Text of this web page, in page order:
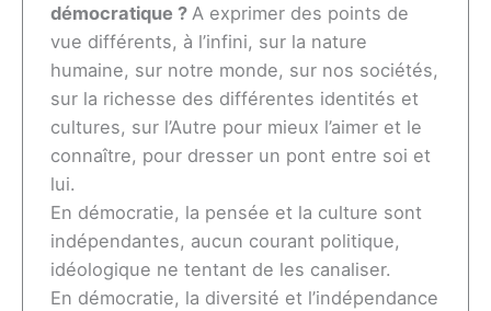
démocratique ? A exprimer des points de
vue différents, à l’infini, sur la nature
humaine, sur notre monde, sur nos sociétés,
sur la richesse des différentes identités et
cultures, sur l’Autre pour mieux l’aimer et le
connaître, pour dresser un pont entre soi et
lui.
En démocratie, la pensée et la culture sont
indépendantes, aucun courant politique,
idéologique ne tentant de les canaliser.
En démocratie, la diversité et l’indépendance